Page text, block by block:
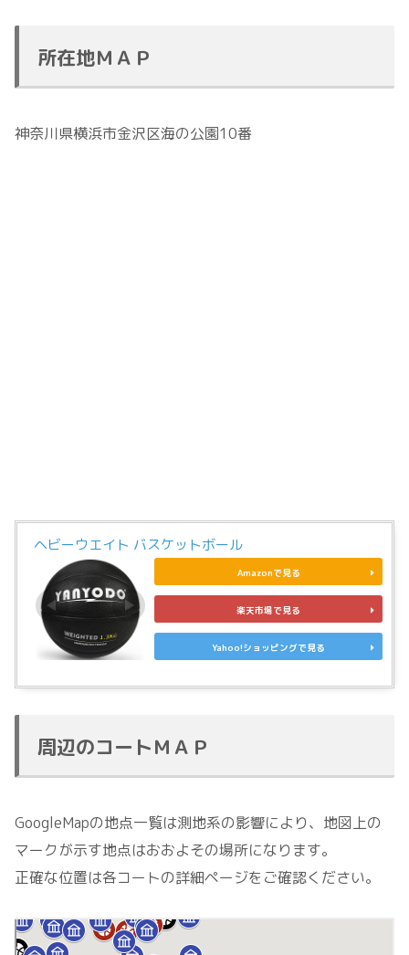
所在地ＭＡＰ
神奈川県横浜市金沢区海の公園10番
ヘビーウエイト バスケットボール
Amazonで見る
楽天市場で見る
Yahoo!ショッピングで見る
周辺のコートＭＡＰ
GoogleMapの地点一覧は測地系の影響により、地図上の
マークが示す地点はおおよその場所になります。
正確な位置は各コートの詳細ページをご確認ください。